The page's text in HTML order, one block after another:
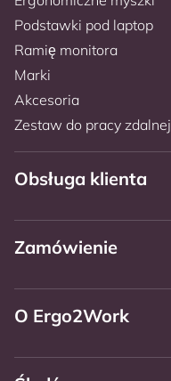
Podstawki pod laptop
Ramię monitora
Marki
Akcesoria
Zestaw do pracy zdalnej
Obsługa klienta
Zamówienie
O Ergo2Work